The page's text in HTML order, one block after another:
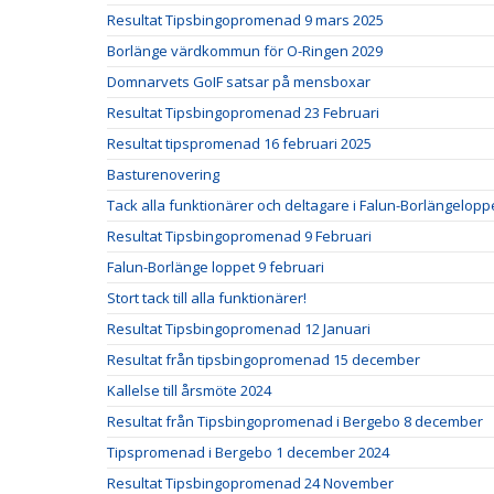
Resultat Tipsbingopromenad 9 mars 2025
Borlänge värdkommun för O-Ringen 2029
Domnarvets GoIF satsar på mensboxar
Resultat Tipsbingopromenad 23 Februari
Resultat tipspromenad 16 februari 2025
Basturenovering
Tack alla funktionärer och deltagare i Falun-
Resultat Tipsbingopromenad 9 Februari
Falun-Borlänge loppet 9 februari
Stort tack till alla funktionärer!
Resultat Tipsbingopromenad 12 Januari
Resultat från tipsbingopromenad 15 december
Kallelse till årsmöte 2024
Resultat från Tipsbingopromenad i Bergebo 8 december
Tipspromenad i Bergebo 1 december 2024
Resultat Tipsbingopromenad 24 November